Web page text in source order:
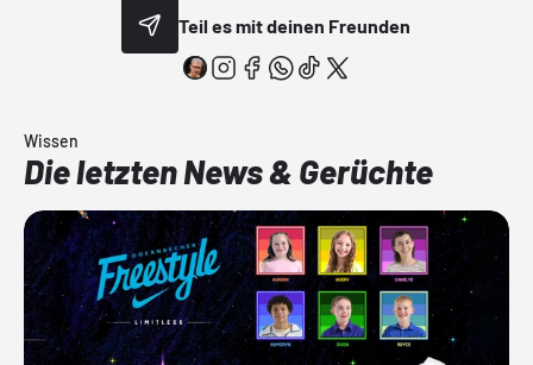
Teil es mit deinen Freunden
Wissen
Die letzten News & Gerüchte